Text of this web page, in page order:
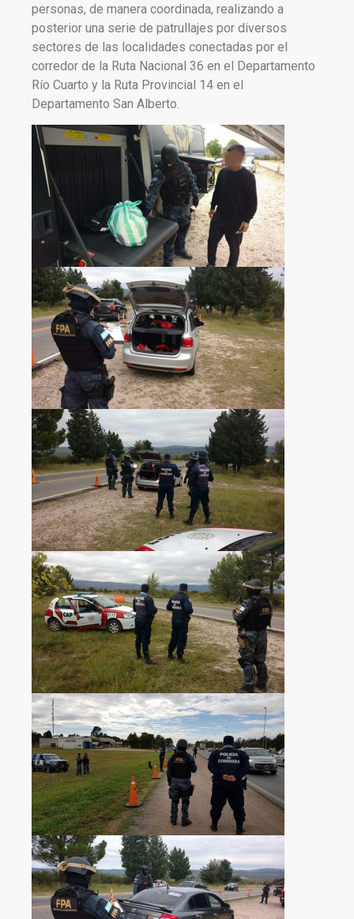
personas, de manera coordinada, realizando a
posterior una serie de patrullajes por diversos
sectores de las localidades conectadas por el
corredor de la Ruta Nacional 36 en el Departamento
Río Cuarto y la Ruta Provincial 14 en el
Departamento San Alberto.